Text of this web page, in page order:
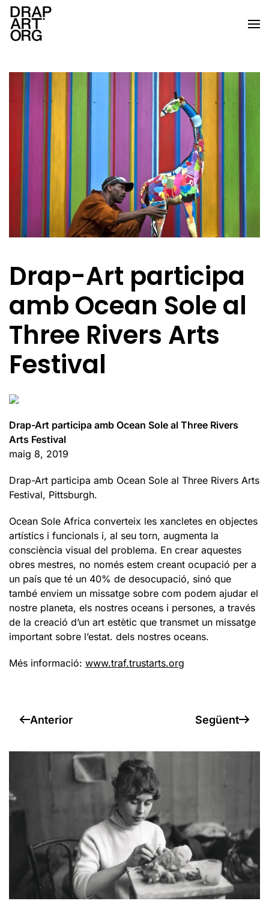
Skip to main content
Drap-Art participa
amb Ocean Sole al
Three Rivers Arts
Festival
Drap-Art participa amb Ocean Sole al Three Rivers
Arts Festival
maig 8, 2019
Drap-Art participa amb Ocean Sole al Three Rivers Arts
Festival, Pittsburgh.
Ocean Sole Africa converteix les xancletes en objectes
artístics i funcionals i, al seu torn, augmenta la
consciència visual del problema. En crear aquestes
obres mestres, no només estem creant ocupació per a
un país que té un 40% de desocupació, sinó que
també enviem un missatge sobre com podem ajudar el
nostre planeta, els nostres oceans i persones, a través
de la creació d’un art estètic que transmet un missatge
important sobre l’estat. dels nostres oceans.
Més informació: www.traf.trustarts.org
Anterior Següent